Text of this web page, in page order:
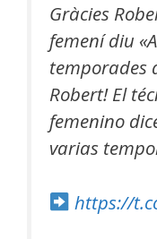
Gràcies
femení diu
temporades
Robert! El
femenino
varias
https://